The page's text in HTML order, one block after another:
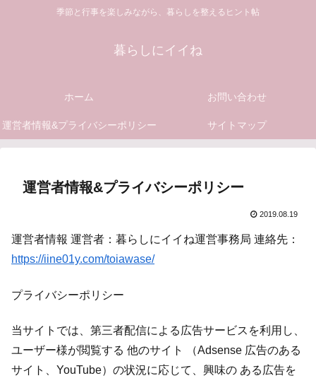
季節と行事を楽しみながら、暮らしを整えるヒント帖
暮らしにイイね
ホーム お問い合わせ
運営者情報&プライバシーポリシー サイトマップ
運営者情報&プライバシーポリシー
2019.08.19
運営者情報 運営者：暮らしにイイね運営事務局 連絡先：
https://iine01y.com/toiawase/
プライバシーポリシー
当サイトでは、第三者配信による広告サービスを利用し、
ユーザー様が閲覧する 他のサイト （Adsense 広告のある
サイト、YouTube）の状況に応じて、興味の ある広告を